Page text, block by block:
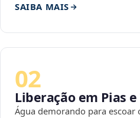
SAIBA MAIS
02
Liberação em Pias
Água demorando para escoar